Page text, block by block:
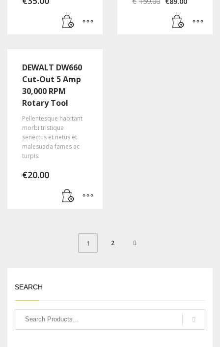
war:
€159.00
ist:
€89.00.
DEWALT DW660
Cut-Out 5 Amp
30,000 RPM
Rotary Tool
Pellentesque habitant
morbi tristique
senectus et netus et
malesuada fames ac
turpis.
€20.00
1 2
SEARCH